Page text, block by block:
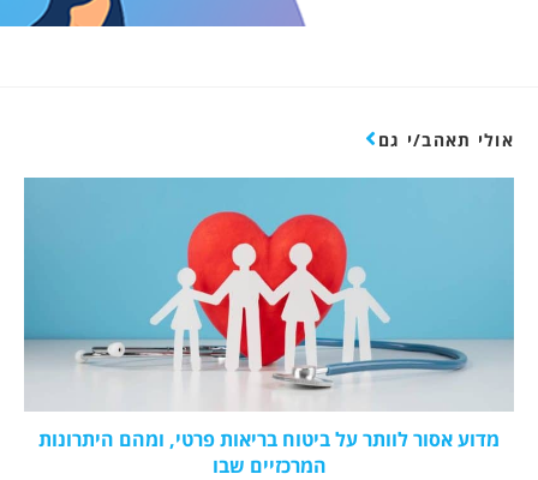
אולי תאהב/י גם
מדוע אסור לוותר על ביטוח בריאות פרטי, ומהם היתרונות
המרכזיים שבו